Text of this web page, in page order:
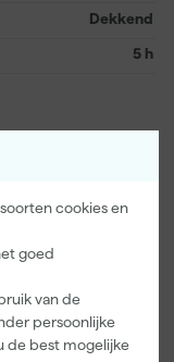
cookies en
goed
van de
persoonlijke
de best mogelijke
Dekkend
5 h